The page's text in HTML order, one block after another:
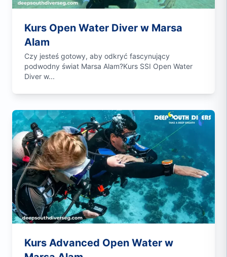
Kurs Open Water Diver w Marsa
Alam
Czy jesteś gotowy, aby odkryć fascynujący
podwodny świat Marsa Alam?Kurs SSI Open Water
Diver w...
Kurs Advanced Open Water w